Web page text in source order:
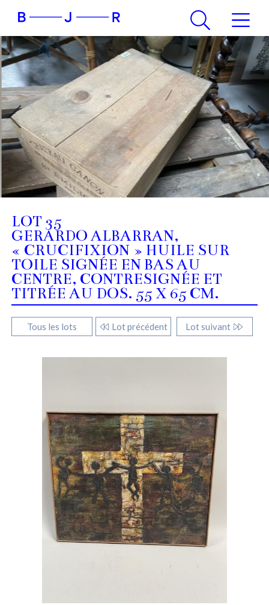
LOT 35
GERARDO ALBARRAN,
« CRUCIFIXION » HUILE SUR
TOILE SIGNÉE EN BAS AU
CENTRE, CONTRESIGNÉE ET
TITRÉE AU DOS. 55 X 65 CM.
Tous les lots Lot précédent Lot suivant